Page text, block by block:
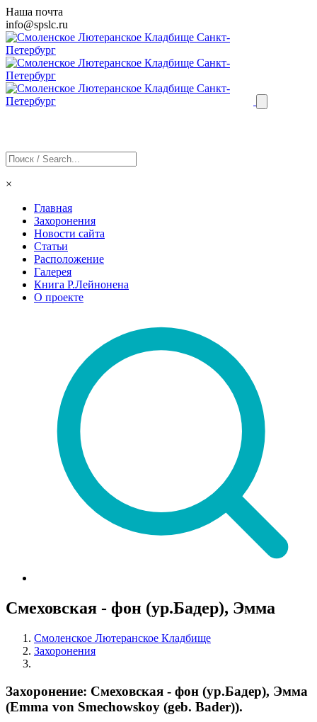
Наша почта
info@spslc.ru
×
Главная
Захоронения
Новости сайта
Статьи
Расположение
Галерея
Книга Р.Лейнонена
О проекте
Смеховская - фон (ур.Бадер), Эмма
Смоленское Лютеранское Кладбище
Захоронения
Захоронение: Смеховская - фон (ур.Бадер), Эмма
(Emma von Smechowskoy (geb. Bader)).